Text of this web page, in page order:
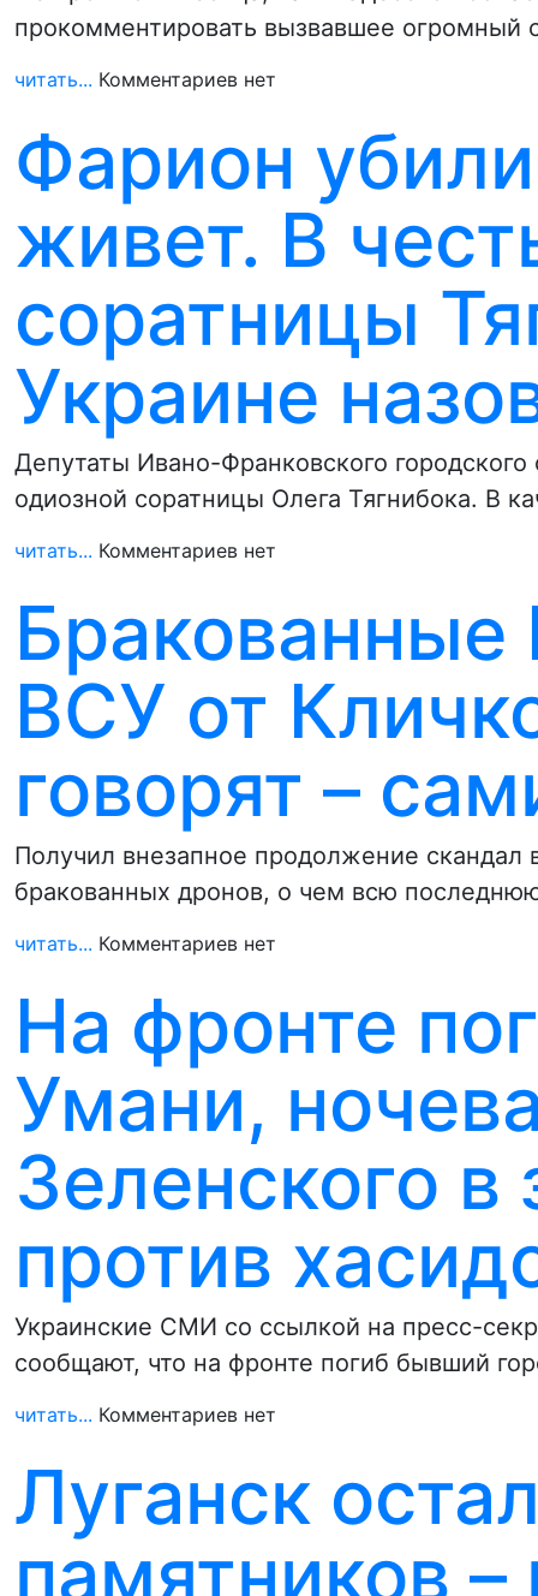
прокомментировать вызвавшее
читать... Комментариев нет
Фарион
живет. В
соратницы
Украине
Депутаты Ивано-Франковского
одиозной соратницы Олега Тягнибока. В
читать... Комментариев нет
ВСУ от
говорят –
Получил внезапное продолжение скандал
бракованных дронов, о чем всю
читать... Комментариев нет
На фронте
Умани,
Зеленского в
против
Украинские СМИ со ссылкой на пресс-
сообщают, что на фронте погиб бывший
читать... Комментариев нет
Луганск
памятников –